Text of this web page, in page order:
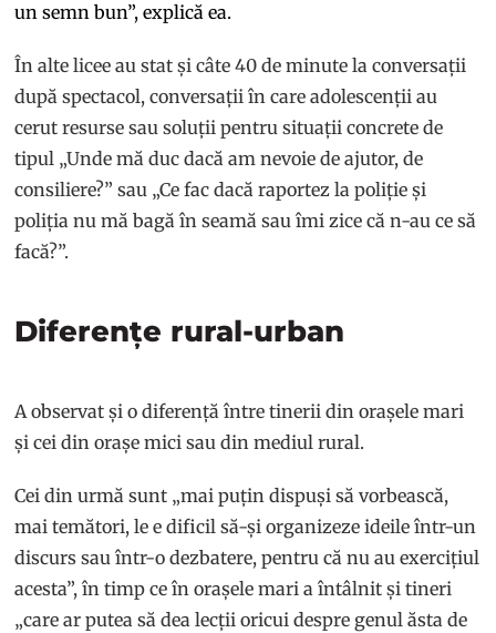
un semn bun”, explică ea.
În alte licee au stat și câte 40 de minute la conversații
după spectacol, conversații în care adolescenții au
cerut resurse sau soluții pentru situații concrete de
tipul „Unde mă duc dacă am nevoie de ajutor, de
consiliere?” sau „Ce fac dacă raportez la poliție și
poliția nu mă bagă în seamă sau îmi zice că n-au ce să
facă?”.
Diferențe rural-urban
A observat și o diferență între tinerii din orașele mari
și cei din orașe mici sau din mediul rural.
Cei din urmă sunt „mai puțin dispuși să vorbească,
mai temători, le e dificil să-și organizeze ideile într-un
discurs sau într-o dezbatere, pentru că nu au exercițiul
acesta”, în timp ce în orașele mari a întâlnit și tineri
„care ar putea să dea lecții oricui despre genul ăsta de